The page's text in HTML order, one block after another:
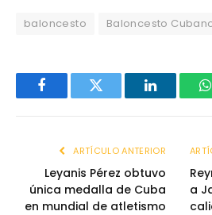
baloncesto Baloncesto
FacebookTwitter LinkedIn
ARTÍCULO ANTERIOR
Leyanis Pérez obtuvo
única medalla de Cuba
en mundial de atletismo
a